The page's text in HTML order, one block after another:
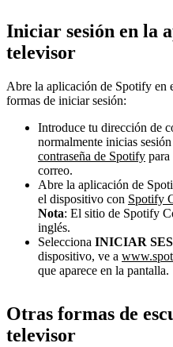
Iniciar sesión en la
televisor
Abre la aplicación de Spotify en
formas de iniciar sesión:
Introduce tu dirección de
normalmente inicias
contraseña de Spotify
correo.
Abre la aplicación de
el dispositivo con Spotify
Nota: El sitio de Spotify
inglés.
Selecciona INICIAR
dispositivo, ve a
que aparece en la pantalla.
Otras formas de
televisor